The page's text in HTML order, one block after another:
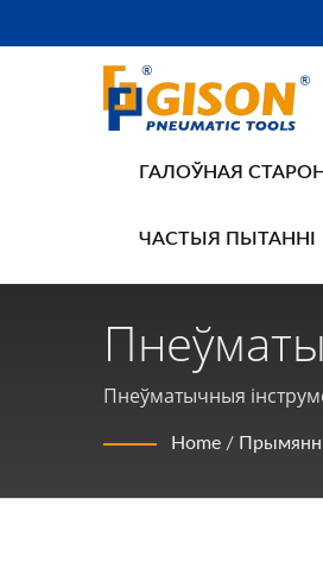
ГАЛОЎНАЯ
ЧАСТЫЯ ПЫТАННІ
Рамонту
Пнеўматычныя
Home /